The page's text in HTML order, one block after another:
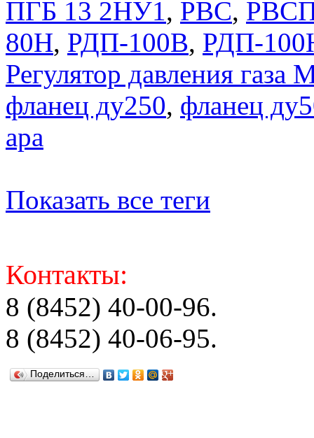
ПГБ 13 2НУ1, РВС,
80Н, РДП-100В, РДП-
Регулятор давления газа
фланец ду250, фланец
apa
Показать все теги
Контакты:
8 (8452) 40-00-96.
8 (8452) 40-06-95.
Поделиться…